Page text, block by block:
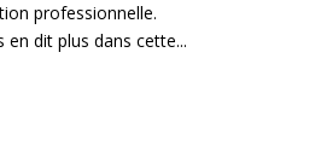
professionnelle.
dit plus dans cette...